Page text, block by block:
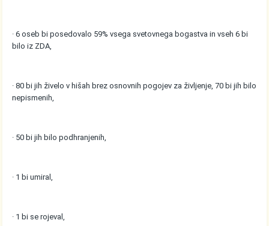
· 6 oseb bi posedovalo 59% vsega svetovnega bogastva in vseh 6 bi
bilo iz ZDA,
· 80 bi jih živelo v hišah brez osnovnih pogojev za življenje, 70 bi jih bilo
nepismenih,
· 50 bi jih bilo podhranjenih,
· 1 bi umiral,
· 1 bi se rojeval,